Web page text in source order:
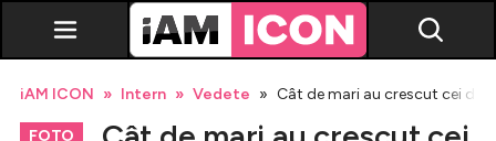
iAM ICON Intern Vedete Cât de mari au crescut cei doi
FOTO